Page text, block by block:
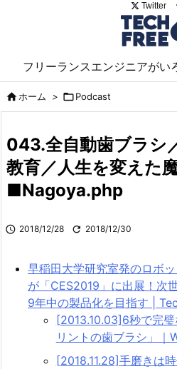
フリーランスエンジニアがい
Twitter
ホーム > Podcast
043.全自動歯ブラシ
教育／人生を変えた
■Nagoya.php
 2018/12/28  2018/12/30
早稲田大学研究室発のロボ
が「CES2019」に出展！次
9年中の製品化を目指す |
[2013.10.03]6秒で完
リントの歯ブラシ」｜
[2018.11.28]手磨きは